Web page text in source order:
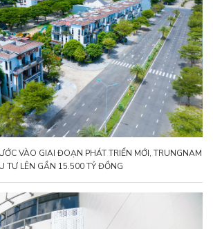
VÀO GIAI ĐOẠN PHÁT TRIỂN MỚI, TRUNGNAM
TƯ LÊN GẦN 15.500 TỶ ĐỒNG